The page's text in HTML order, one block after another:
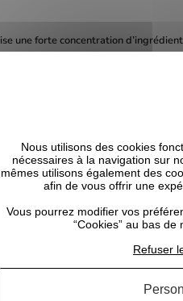
une forte concentration
de la nature, ils sont
du monde entier, les ingrédients
gluten ,sans phthalate, sans
, sans butylene glycol, sans
Nous utilisons des cookies
nécessaires à la navigation sur
mêmes utilisons également des
afin de vous offrir une
Vous pourrez modifier vos
“Cookies” au bas de
Refuser